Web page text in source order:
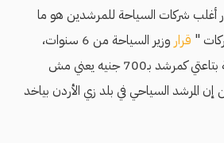
شركات السياحة للمرشدين هو ما
" قرار
وزير السياحة من 6 سنوات،
بيحدد الحد الأدنى لليومية بتاعتي كمرشد بـ700 جنيه يعني مش
في حين إن المرشد السياحي في بلد زي الأردن بياخد